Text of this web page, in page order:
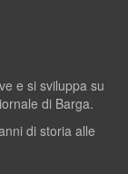
e si sviluppa su
di Barga.
di storia alle